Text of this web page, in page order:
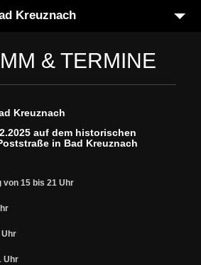
& TERMINE
auf dem historischen
in Bad Kreuznach
von 15 bis 21 Uhr
Uhr
Uhr